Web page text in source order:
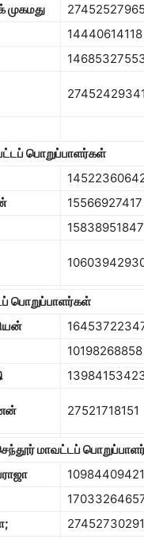
14440614118
பொறுப்பாளர்கள்
15566927417
15838951847
பொறுப்பாளர்கள்
10198268858
27521718151
மாவட்டப்
10984409421
;
27452730291